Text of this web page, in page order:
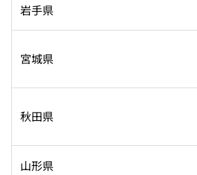
岩手県
宮城県
秋田県
山形県